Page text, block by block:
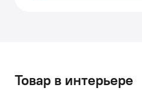
Товар в интерьере